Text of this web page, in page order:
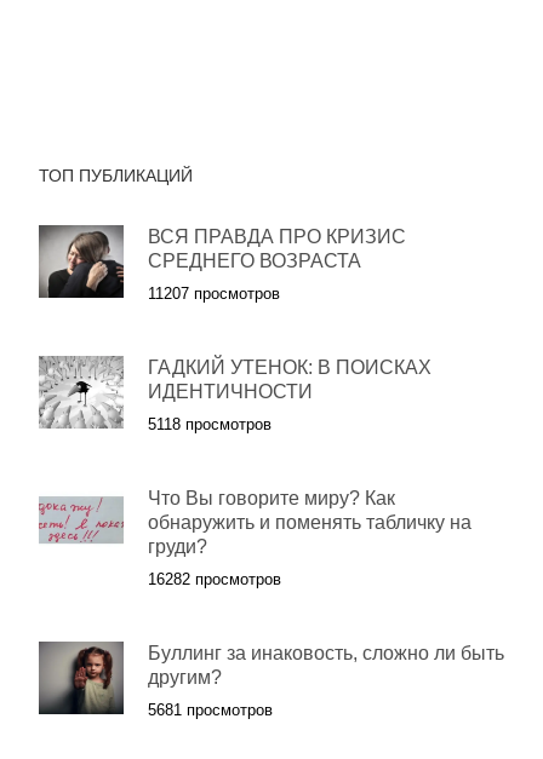
ТОП ПУБЛИКАЦИЙ
ВСЯ ПРАВДА ПРО КРИЗИС
СРЕДНЕГО ВОЗРАСТА
11207 просмотров
ГАДКИЙ УТЕНОК: В ПОИСКАХ
ИДЕНТИЧНОСТИ
5118 просмотров
Что Вы говорите миру? Как
обнаружить и поменять табличку на
груди?
16282 просмотров
Буллинг за инаковость, сложно ли быть
другим?
5681 просмотров